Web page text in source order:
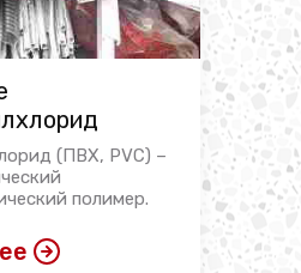
(ПВХ, PVC) –
полимер.